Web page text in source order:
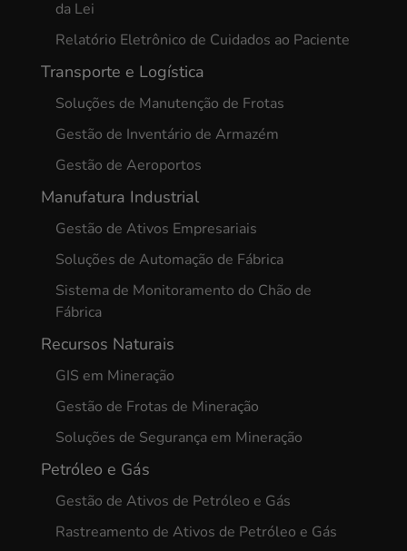
da Lei
Relatório Eletrônico de Cuidados ao Paciente
Transporte e Logística
Soluções de Manutenção de Frotas
Gestão de Inventário de Armazém
Gestão de Aeroportos
Manufatura Industrial
Gestão de Ativos Empresariais
Soluções de Automação de Fábrica
Sistema de Monitoramento do Chão de
Fábrica
Recursos Naturais
GIS em Mineração
Gestão de Frotas de Mineração
Soluções de Segurança em Mineração
Petróleo e Gás
Gestão de Ativos de Petróleo e Gás
Rastreamento de Ativos de Petróleo e Gás